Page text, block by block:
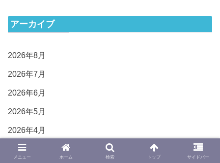
アーカイブ
2026年8月
2026年7月
2026年6月
2026年5月
2026年4月
2026年3月
メニュー ホーム 検索 トップ サイドバー